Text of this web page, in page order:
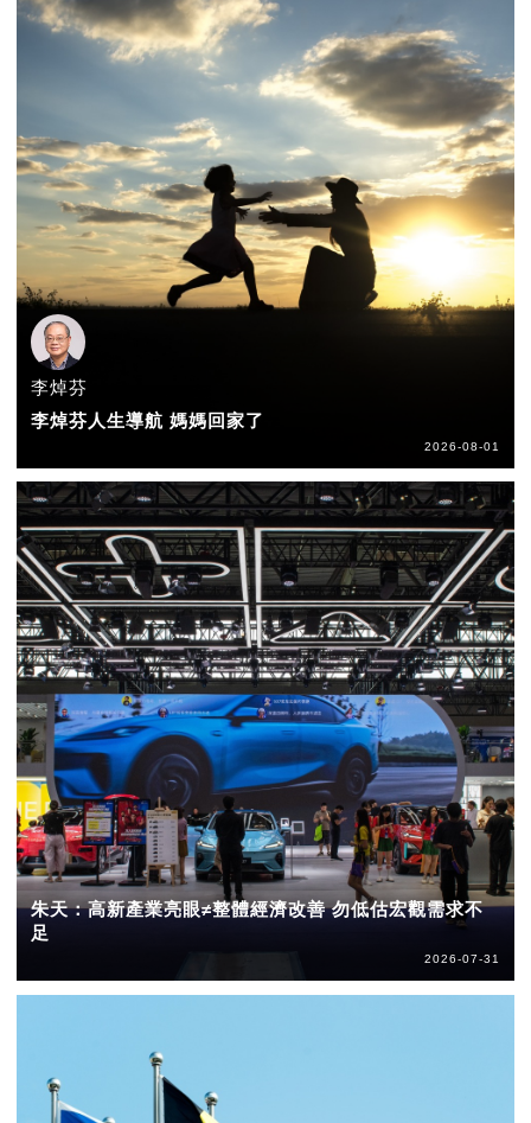
李焯芬
李焯芬人生導航 媽媽回家了
2026-08-01
朱天：高新產業亮眼≠整體經濟改善 勿低估宏觀需求不
足
2026-07-31